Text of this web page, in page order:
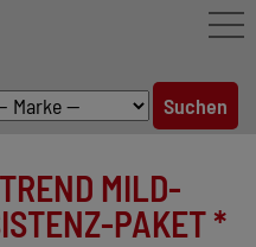
MILD-
PAKET *